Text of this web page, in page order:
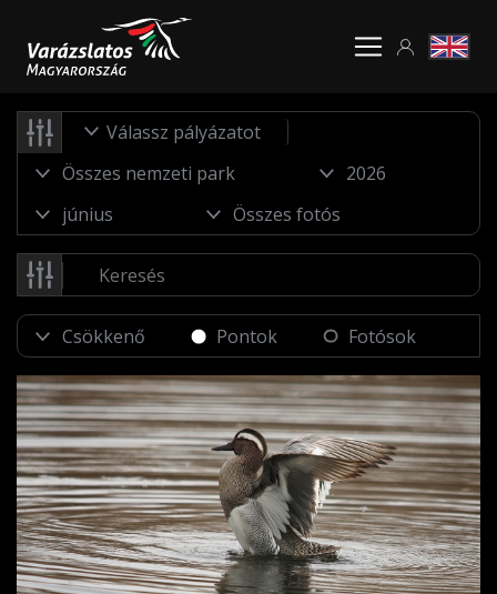
Válassz pályázatot
Pontok Fotósok